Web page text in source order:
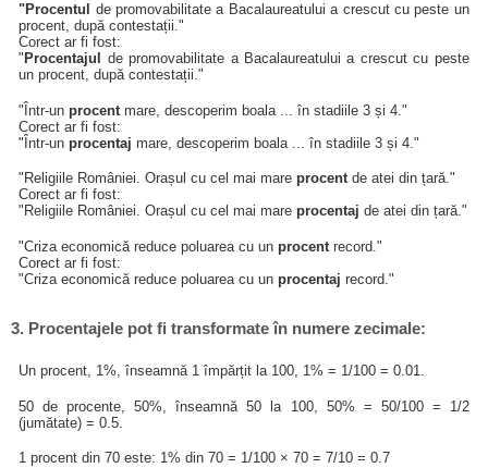
"Procentul
de promovabilitate a Bacalaureatului a crescut cu peste un
procent, după contestații."
Corect ar fi fost:
" Procentajul
de promovabilitate a Bacalaureatului a crescut cu peste
un procent, după contestații."
"Într-unprocent mare, descoperim boala ... în stadiile 3 și 4."
Corect ar fi fost:
"Într-unprocentaj mare, descoperim boala ... în stadiile 3 și 4."
"Religiile României. Orașul cu cel mai mareprocentde atei din țară."
Corect ar fi fost:
"Religiile României. Orașul cu cel mai mareprocentaj de atei din țară."
"Criza economică reduce poluarea cu unprocentrecord."
Corect ar fi fost:
"Criza economică reduce poluarea cu unprocentaj record."
3. Procentajele pot fi transformate în numere zecimale:
Un procent, 1%, înseamnă 1 împărțit la 100, 1% = 1/100 = 0.01.
50 de procente, 50%, înseamnă 50 la 100, 50% = 50/100 = 1/2
(jumătate) = 0.5.
1 procent din 70 este: 1% din 70 = 1/100 × 70 = 7/10 = 0.7